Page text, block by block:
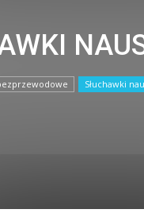
Słuchawki